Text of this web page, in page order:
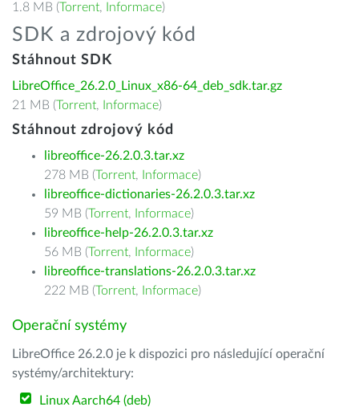
1.8 MB (Torrent, Informace)
SDK a zdrojový kód
Stáhnout SDK
LibreOffice_26.2.0_Linux_x86-64_deb_sdk.tar.gz
21 MB (Torrent, Informace)
Stáhnout zdrojový kód
libreoffice-26.2.0.3.tar.xz
278 MB (Torrent, Informace)
libreoffice-dictionaries-26.2.0.3.tar.xz
59 MB (Torrent, Informace)
libreoffice-help-26.2.0.3.tar.xz
56 MB (Torrent, Informace)
libreoffice-translations-26.2.0.3.tar.xz
222 MB (Torrent, Informace)
Operační systémy
LibreOffice 26.2.0 je k dispozici pro následující operační
systémy/architektury:
Linux Aarch64 (deb)